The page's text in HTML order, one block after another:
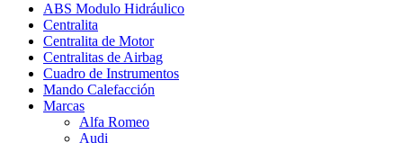
ABS Modulo Hidráulico
Centralita
Centralita de Motor
Centralitas de Airbag
Cuadro de Instrumentos
Mando Calefacción
Marcas
Alfa Romeo
Audi